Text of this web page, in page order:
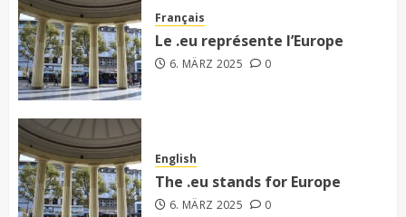
Français
Le .eu représente l’Europe
6. MÄRZ 2025 0
English
The .eu stands for Europe
6. MÄRZ 2025 0